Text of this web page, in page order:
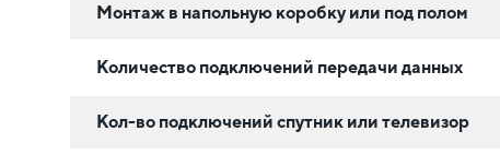
Монтаж в напольную коробку или под полом
Количество подключений передачи данных
Кол-во подключений спутник или телевизор